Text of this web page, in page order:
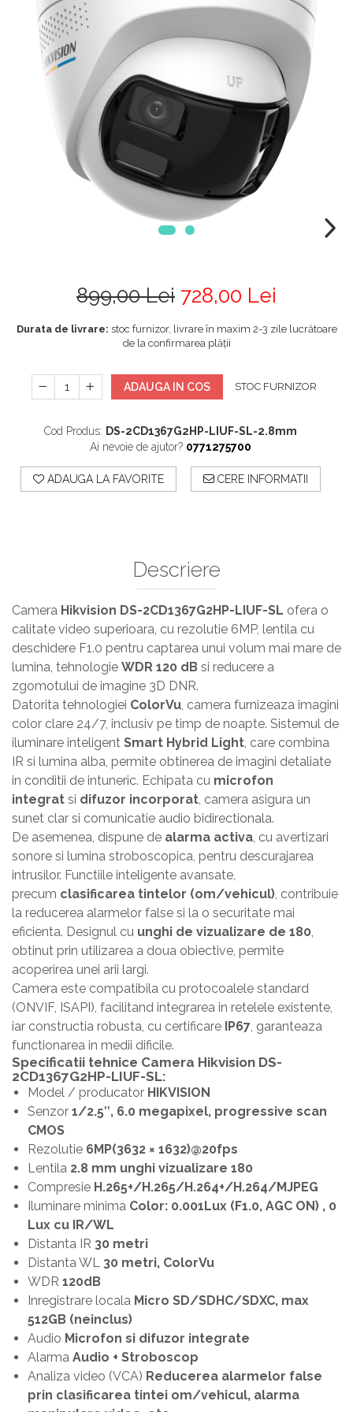
899,00 Lei 728,00 Lei
Durata de livrare: stoc furnizor, livrare în maxim 2-3 zile lucrătoare
de la confirmarea plății
ADAUGA IN COS STOC FURNIZOR
Cod Produs: DS-2CD1367G2HP-LIUF-SL-2.8mm
Ai nevoie de ajutor? 0771275700
ADAUGA LA FAVORITE CERE INFORMATII
Descriere
Camera Hikvision DS-2CD1367G2HP-LIUF-SL ofera o
calitate video superioara, cu rezolutie 6MP, lentila cu
deschidere F1.0 pentru captarea unui volum mai mare de
lumina, tehnologie WDR 120 dB si reducere a
zgomotului de imagine 3D DNR.
Datorita tehnologiei ColorVu , camera furnizeaza imagini
color clare 24/7, inclusiv pe timp de noapte. Sistemul de
iluminare inteligent Smart Hybrid Light , care combina
IR si lumina alba, permite obtinerea de imagini detaliate
in conditii de intuneric. Echipata cu microfon
integrat si difuzor incorporat , camera asigura un
sunet clar si comunicatie audio bidirectionala.
De asemenea, dispune de alarma activa , cu avertizari
sonore si lumina stroboscopica, pentru descurajarea
intrusilor. Functiile inteligente avansate,
precum clasificarea tintelor (om/vehicul) , contribuie
la reducerea alarmelor false si la o securitate mai
eficienta. Designul cu unghi de vizualizare de 180
obtinut prin utilizarea a doua obiective, permite
acoperirea unei arii largi.
Camera este compatibila cu protocoalele standard
(ONVIF, ISAPI), facilitand integrarea in retelele existente,
iar constructia robusta, cu certificare IP67 , garanteaza
functionarea in medii dificile.
Specificatii tehnice Camera Hikvision DS-
2CD1367G2HP-LIUF-SL:
Model / producator HIKVISION
Senzor 1/2.5″, 6.0 megapixel, progressive scan
CMOS
Rezolutie 6MP(3632 × 1632)@20fps
Lentila 2.8 mm unghi vizualizare 180
Compresie H.265+/H.265/H.264+/H.264/MJPEG
Iluminare minima Color: 0.001Lux (F1.0, AGC ON) , 0
Lux cu IR/WL
Distanta IR 30 metri
Distanta WL 30 metri, ColorVu
WDR 120dB
Inregistrare locala Micro SD/SDHC/SDXC, max
512GB (neinclus)
Audio Microfon si difuzor integrate
Alarma Audio + Stroboscop
Analiza video (VCA) Reducerea alarmelor false
prin clasificarea tintei om/vehicul, alarma